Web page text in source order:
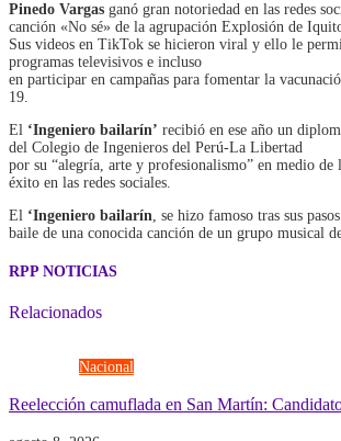
Pinedo Vargas ganó gran notoriedad en las redes
canción «No sé» de la agrupación Explosión de
Sus videos en TikTok se hicieron viral y ello le
programas televisivos e incluso
en participar en campañas para fomentar la
19.
El ‘Ingeniero bailarín’ recibió en ese año un
del Colegio de Ingenieros del Perú-La Libertad
por su “alegría, arte y profesionalismo” en medio de
éxito en las redes sociales.
El ‘Ingeniero bailarín, se hizo famoso tras sus
baile de una conocida canción de un grupo musical
RPP NOTICIAS
Relacionados
Nacional
Reelección camuflada en San Martín: